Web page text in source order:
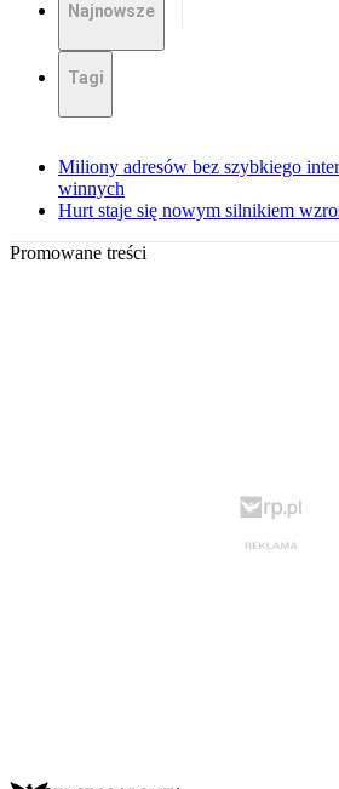
Najnowsze
Tagi
Miliony adresów bez szybkiego
winnych
Hurt staje się nowym silnikiem
Promowane treści